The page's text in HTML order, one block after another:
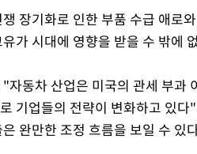
장기화로 인한 부품 수급 애로
가 시대에 영향을 받을 수 밖에
자동차 산업은 미국의 관세 부과
기업들의 전략이 변화하고 있
완만한 조정 흐름을 보일 수 있